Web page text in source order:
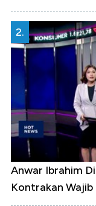
2.
Anwar Ibrahim
Kontrakan